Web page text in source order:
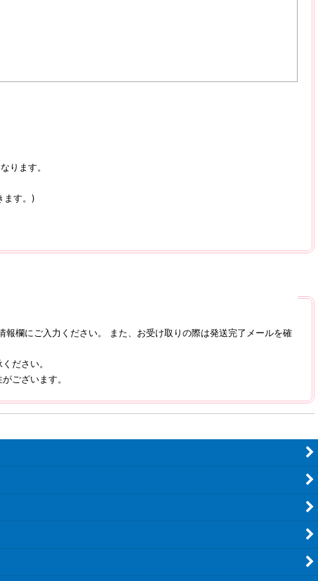
ります。
ます。)
欄にご入力ください。 また、お受け取りの際は発送完了メールを確
ださい。
ございます。